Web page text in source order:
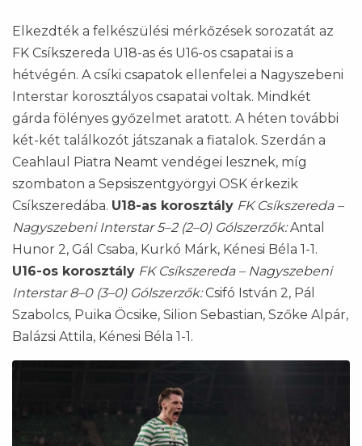
Elkezdték a felkészülési mérkőzések sorozatát az
FK Csíkszereda U18-as és U16-os csapatai is a
hétvégén. A csíki csapatok ellenfelei a Nagyszebeni
Interstar korosztályos csapatai voltak. Mindkét
gárda fölényes győzelmet aratott. A héten további
két-két találkozót játszanak a fiatalok. Szerdán a
Ceahlaul Piatra Neamt vendégei lesznek, míg
szombaton a Sepsiszentgyörgyi OSK érkezik
Csíkszeredába. U18-as korosztály FK Csíkszereda –
Nagyszebeni Interstar 5–2 (2–0) Gólszerzők:Antal
Hunor 2, Gál Csaba, Kurkó Márk, Kénesi Béla 1-1.
U16-os korosztály FK Csíkszereda – Nagyszebeni
Interstar 8–0 (3–0) Gólszerzők:Csifó István 2, Pál
Szabolcs, Puika Öcsike, Silion Sebastian, Szőke Alpár,
Balázsi Attila, Kénesi Béla 1-1.